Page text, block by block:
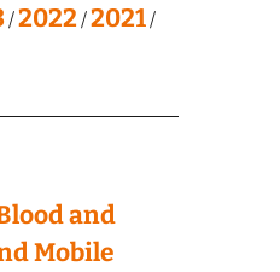
2022 2021
and
Mobile